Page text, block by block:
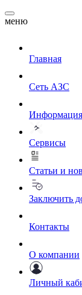
меню
Главная
Сеть АЗС
Информация
Сервисы
Статьи и
Заключить
Контакты
О компании
Личный